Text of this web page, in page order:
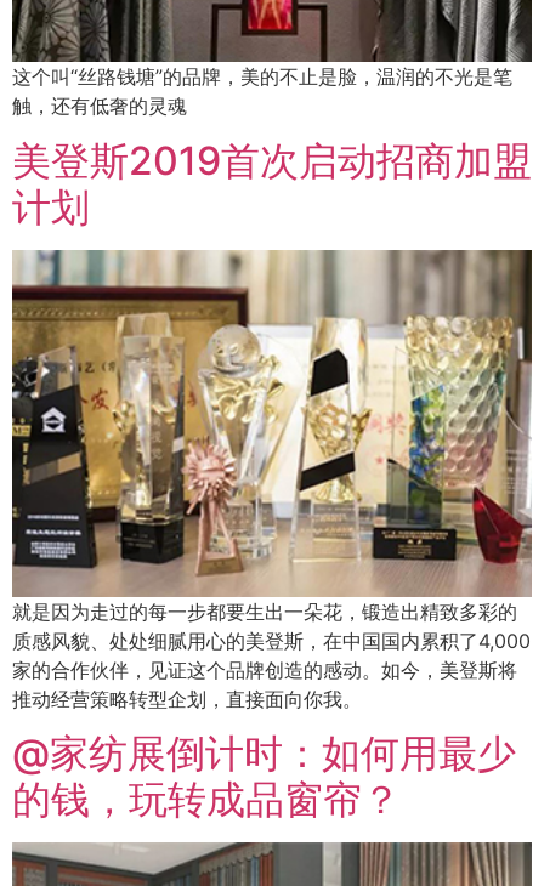
这个叫“丝路钱塘”的品牌，美的不止是脸，温润的不光是笔
触，还有低奢的灵魂
美登斯2019首次启动招商加盟
计划
就是因为走过的每一步都要生出一朵花，锻造出精致多彩的
质感风貌、处处细腻用心的美登斯，在中国国内累积了4,000
家的合作伙伴，见证这个品牌创造的感动。如今，美登斯将
推动经营策略转型企划，直接面向你我。
@家纺展倒计时：如何用最少
的钱，玩转成品窗帘？